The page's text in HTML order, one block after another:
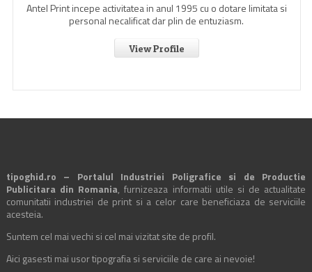
Antel Print incepe activitatea in anul 1995 cu o dotare limitata si
personal necalificat dar plin de entuziasm.
View Profile
tipoghid.ro – Portalul Industriei Poligrafice si de Productie
Publicitara din Romania, furnizeaza informatii utile si de actualitate
comunitatii industriei de print si a celor care beneficiaza de serviciile
acesteia.
Suntem cel mai vechi si cel mai vizitat site de profil.
Aici gasesti mai usor tipografia si serviciile de care ai nevoie!